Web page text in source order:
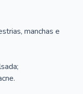
manchas e